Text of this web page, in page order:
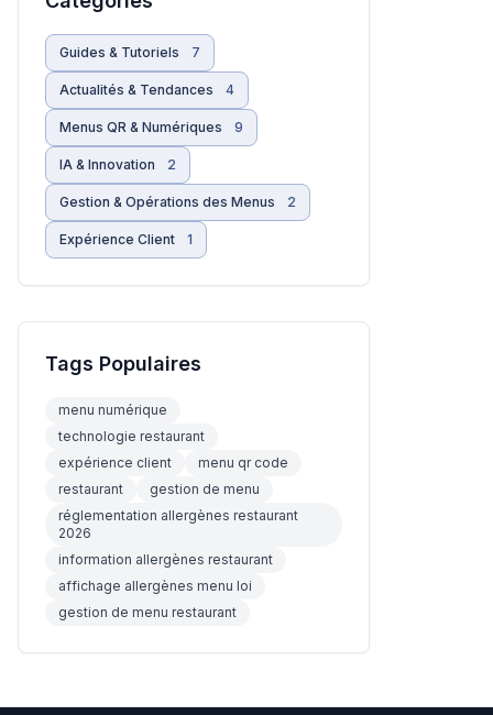
Guides & Tutoriels 7
Actualités & Tendances 4
Menus QR & Numériques 9
IA & Innovation 2
Gestion & Opérations des Menus 2
Expérience Client 1
Tags Populaires
menu numérique
technologie restaurant
expérience client
menu qr code
restaurant
gestion de menu
réglementation allergènes restaurant
2026
information allergènes restaurant
affichage allergènes menu loi
gestion de menu restaurant